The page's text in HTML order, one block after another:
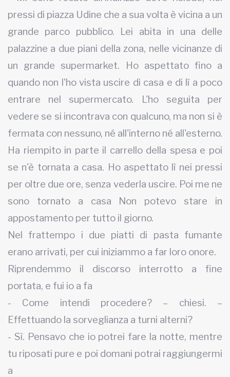
pressi di piazza Udine che a sua volta è vicina a un
grande parco pubblico. Lei abita in una delle
palazzine a due piani della zona, nelle vicinanze di
un grande supermarket. Ho aspettato fino a
quando non l'ho vista uscire di casa e di lì a poco
entrare nel supermercato. L'ho seguita per
vedere se si incontrava con qualcuno, ma non si è
fermata con nessuno, né all'interno né all'esterno.
Ha riempito in parte il carrello della spesa e poi
se n'è tornata a casa. Ho aspettato lì nei pressi
per oltre due ore, senza vederla uscire. Poi me ne
sono tornato a casa Non potevo stare in
appostamento per tutto il giorno.
Nel frattempo i due piatti di pasta fumante
erano arrivati, per cui iniziammo a far loro onore.
Riprendemmo il discorso interrotto a fine
portata, e fui io a fa
- Come intendi procedere? – chiesi. –
Effettuando la sorveglianza a turni alterni?
- Sì. Pensavo che io potrei fare la notte, mentre
tu riposati pure e poi domani potrai raggiungermi
a